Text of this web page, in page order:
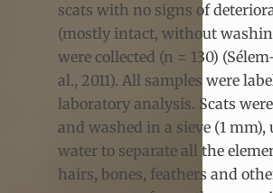
scats with no signs of
(mostly intact, without
were collected (n = 130)
al., 2011). All samples were
laboratory analysis. Scats
and washed in a sieve (1 mm),
water to separate all the
hairs, bones, feathers and